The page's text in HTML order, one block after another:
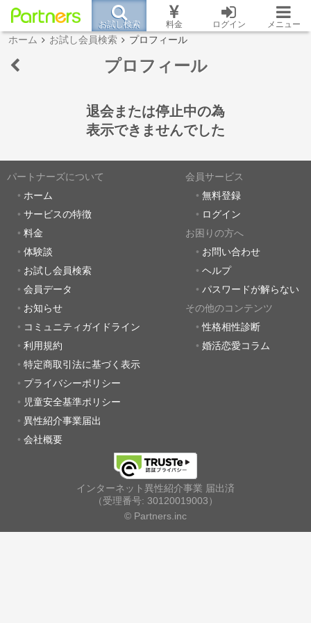
お試し検索 料金 ログイン メニュー
ホーム お試し会員検索 プロフィール
プロフィール
退会または停止中の為
表示できませんでした
パートナーズについて
ホーム
サービスの特徴
料金
体験談
お試し会員検索
会員データ
お知らせ
コミュニティガイドライン
利用規約
特定商取引法に基づく表示
プライバシーポリシー
児童安全基準ポリシー
異性紹介事業届出
会社概要
会員サービス
無料登録
ログイン
お困りの方へ
お問い合わせ
ヘルプ
パスワードが解らない
その他のコンテンツ
性格相性診断
婚活恋愛コラム
インターネット異性紹介事業 届出済
（受理番号: 30120019003）
© Partners.inc